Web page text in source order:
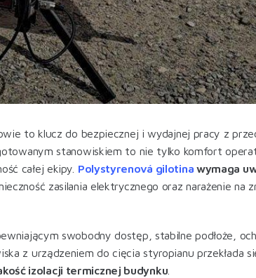
to klucz do bezpiecznej i wydajnej pracy z
stanowiskiem to nie tylko komfort
całej ekipy. Polystyrenová gilotina wymaga
zasilania elektrycznego oraz narażenie na
swobodny dostęp, stabilne podłoże,
z urządzeniem do cięcia styropianu przekłada
izolacji termicznej budynku